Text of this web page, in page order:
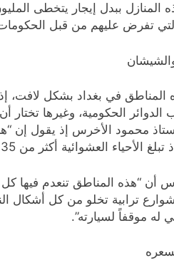
المنازل ببدل إيجار يتخطى
تفرض عليهم من قبل الحكومات
المناطق في بغداد بشكل لافت،
الحكومية، وغيرها تختار
محمود الأخرس إذ يقول
35 حياً تطلق عليها التسميات أمثال الشيشان وحي التنك وحواسم الدورة وحواسم الحرية والعديد من المناطق الأخرى”.
أن “هذه المناطق تنعدم فيها
ترابية تخلو من كل أشكال
له موقفاً لسيارته”.